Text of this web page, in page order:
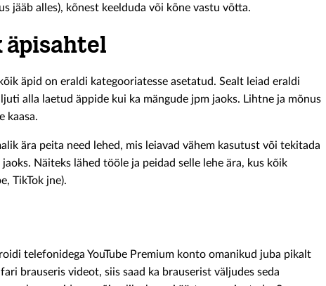
jääb alles), kõnest keelduda või kõne vastu võtta.
äpisahtel
äpid on eraldi kategooriatesse asetatud. Sealt leiad eraldi
alla laetud äppide kui ka mängude jpm jaoks. Lihtne ja mõnus
kaasa.
ära peita need lehed, mis leiavad vähem kasutust või tekitada
Näiteks lähed tööle ja peidad selle lehe ära, kus kõik
TikTok jne).
telefonidega YouTube Premium konto omanikud juba pikalt
brauseris videot, siis saad ka brauserist väljudes seda